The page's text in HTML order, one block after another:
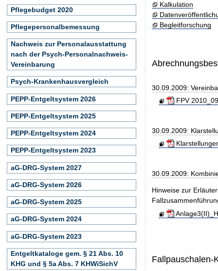
Kalkulation
Begleitforschung
30.09.2009:
FPV
30.09.2009:
30.09.2009:
Hinweise zur
Fallpauschalen-
Pflegebudget 2020
Pflegepersonalbemessung
Nachweis zur Personalausstattung
nach der Psych-Personalnachweis-
Vereinbarung
Psych-Krankenhausvergleich
PEPP-Entgeltsystem 2026
PEPP-Entgeltsystem 2025
PEPP-Entgeltsystem 2024
PEPP-Entgeltsystem 2023
aG-DRG-System 2027
aG-DRG-System 2026
aG-DRG-System 2025
aG-DRG-System 2024
aG-DRG-System 2023
Entgeltkataloge gem. § 21 Abs. 10
KHG und § 5a Abs. 7 KHWiSichV